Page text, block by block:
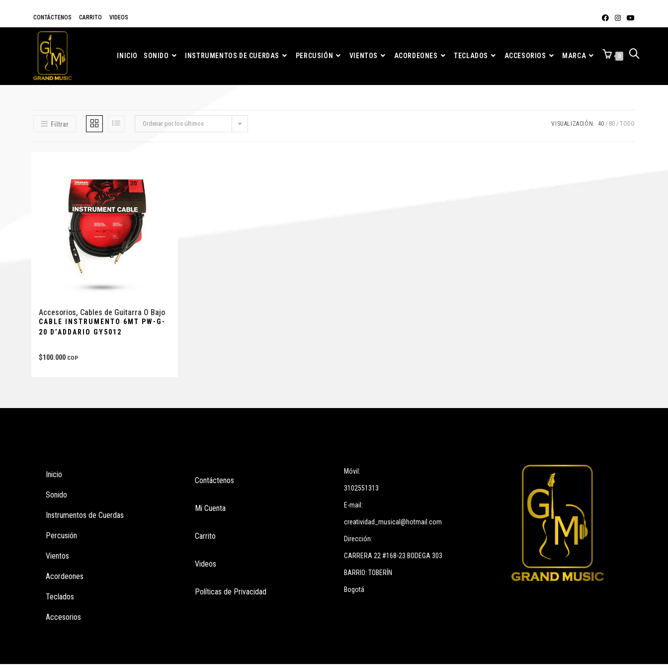
CONTÁCTENOS CARRITO VIDEOS
INICIO SONIDO INSTRUMENTOS DE CUERDAS PERCUSIÓN VIENTOS ACORDEONES TECLADOS ACCESORIOS MARCA 0
Filtrar Ordenar por los últimos VISUALIZACIÓN: 40 80 TODO
Accesorios, Cables de Guitarra O Bajo
CABLE INSTRUMENTO 6MT PW-G-
20 D’ADDARIO GY5012
$100.000 COP
Inicio
Sonido
Instrumentos de Cuerdas
Percusión
Vientos
Acordeones
Teclados
Accesorios
Contáctenos
Mi Cuenta
Carrito
Videos
Políticas de Privacidad
Móvil:
3102551313
E-mail:
creatividad_musical@hotmail.com
Dirección:
CARRERA 22 #168-23 BODEGA 303
BARRIO: TOBERÍN
Bogotá